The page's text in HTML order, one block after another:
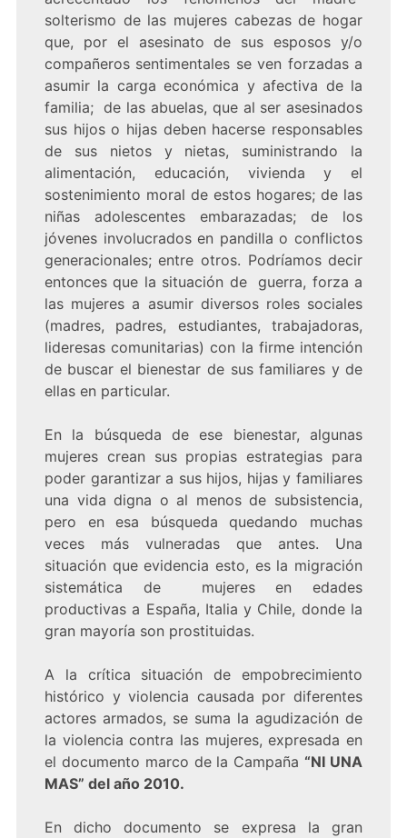
solterismo de las mujeres cabezas de hogar
que, por el asesinato de sus esposos y/o
compañeros sentimentales se ven forzadas a
asumir la carga económica y afectiva de la
familia; de las abuelas, que al ser asesinados
sus hijos o hijas deben hacerse responsables
de sus nietos y nietas, suministrando la
alimentación, educación, vivienda y el
sostenimiento moral de estos hogares; de las
niñas adolescentes embarazadas; de los
jóvenes involucrados en pandilla o conflictos
generacionales; entre otros. Podríamos decir
entonces que la situación de guerra, forza a
las mujeres a asumir diversos roles sociales
(madres, padres, estudiantes, trabajadoras,
lideresas comunitarias) con la firme intención
de buscar el bienestar de sus familiares y de
ellas en particular.
En la búsqueda de ese bienestar, algunas
mujeres crean sus propias estrategias para
poder garantizar a sus hijos, hijas y familiares
una vida digna o al menos de subsistencia,
pero en esa búsqueda quedando muchas
veces más vulneradas que antes. Una
situación que evidencia esto, es la migración
sistemática de mujeres en edades
productivas a España, Italia y Chile, donde la
gran mayoría son prostituidas.
A la crítica situación de empobrecimiento
histórico y violencia causada por diferentes
actores armados, se suma la agudización de
la violencia contra las mujeres, expresada en
el documento marco de la Campaña “NI UNA
MAS” del año 2010.
En dicho documento se expresa la gran